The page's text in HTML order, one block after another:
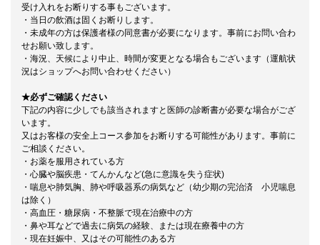
受け入れをお断りする事もございます。
・当日の飲酒は固くお断りします。
・未成年の方は保護者様の同意書が必要になります。事前にお問い合わ
せお願い致します。
・海況、天候により中止、時間が変更となる場合もございます（運航状
況はショップへお問い合わせください）
★必ずご確認ください
下記の内容に少しでも該当されますと医師の診断書が必要な場合がござ
います。
又はお客様の安全上コース参加をお断りする可能性があります。事前に
ご相談ください。
・お薬を服用されている方
・心臓や脳疾患・てんかんなど(急に意識を失う症状)
・喘息や肺気胸、肺や呼吸器系の病気など（幼少期の完治済 小児喘息
は除く）
・高血圧・糖尿病・不整脈で現在治療中の方
・鼻や耳などで過去に病気の経験、または現在療養中の方
・現在妊娠中、又はその可能性のある方